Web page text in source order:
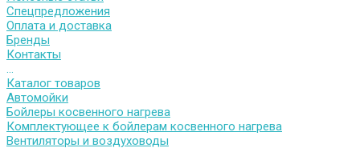
Спецпредложения
Оплата и доставка
Бренды
Контакты
...
Каталог товаров
Автомойки
Бойлеры косвенного нагрева
Комплектующее к бойлерам косвенного нагрева
Вентиляторы и воздуховоды